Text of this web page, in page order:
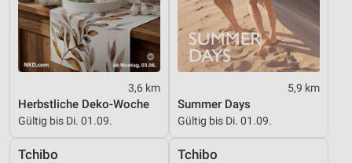
3,6 km
Herbstliche Deko-Woche
Gültig bis Di. 01.09.
5,9 km
Summer Days
Gültig bis Di. 01.09.
Tchibo Tchibo
Verwendung von Profilen zur Auswahl
personalisierter Inhalte
Messung der Werbeleistung
Messung der Performance von Inhalten
Analyse von Zielgruppen durch Statistiken oder
Kombinationen von Daten aus verschiedenen